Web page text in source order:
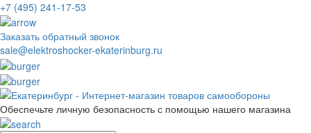
+7 (495) 241-17-53
Заказать обратный звонок
sale@elektroshocker-ekaterinburg.ru
Обеспечьте личную безопасность с помощью нашего магазина